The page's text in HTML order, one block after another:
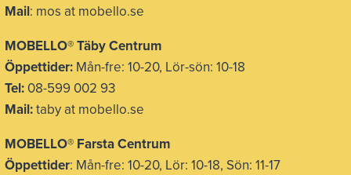
Mail: mos at mobello.se
MOBELLO®Täby Centrum
Öppettider: Mån-fre: 10-20, Lör-sön: 10-18
Tel: 08-599 002 93
Mail:taby at mobello.se
MOBELLO® Farsta Centrum
Öppettider: Mån-fre: 10-20, Lör: 10-18, Sön: 11-17